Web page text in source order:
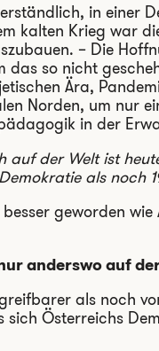
in einer
kalten Krieg war
– Die
so nicht
Ära,
Norden, um nur
in der
auf der Welt ist
als noch
geworden
anderswo auf
als noch
sich Österreichs